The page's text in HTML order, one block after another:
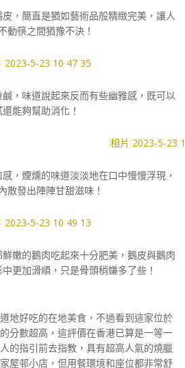
，簡直是猶如藝術品般精緻完美，讓人
動筷之間猶豫不決！
，味道說起來反而有些幽雅感，既可以
能夠幫助消化！
，煙燻的味道淡淡地在口中慢慢浮現，
散發出陣陣甘甜滋味！
嫩的鵝肉吃起來十分肥美，鵝皮與鵝肉
更加滑順，只是骨頭稍嫌多了些！
地好吃的在地美食，不過看到這家位於
分數超高，這評價在香港已算是一等一
的指引前去指教，具有超高人氣的燒臘
屋邨小店，但用餐環境和座位都非常舒